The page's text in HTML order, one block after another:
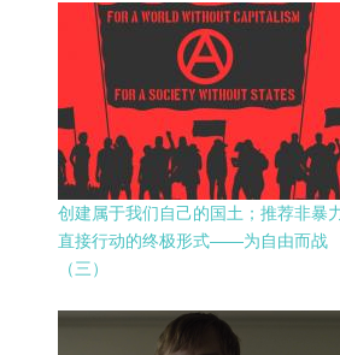
创建属于我们自己的国土；推荐非暴
直接行动的终极形式——为自由而战
（三）